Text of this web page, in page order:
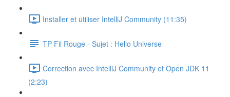
Installer et utiliser IntelliJ Community (11:35)
TP Fil Rouge - Sujet : Hello Universe
Correction avec IntelliJ Community et Open JDK 11
(2:23)